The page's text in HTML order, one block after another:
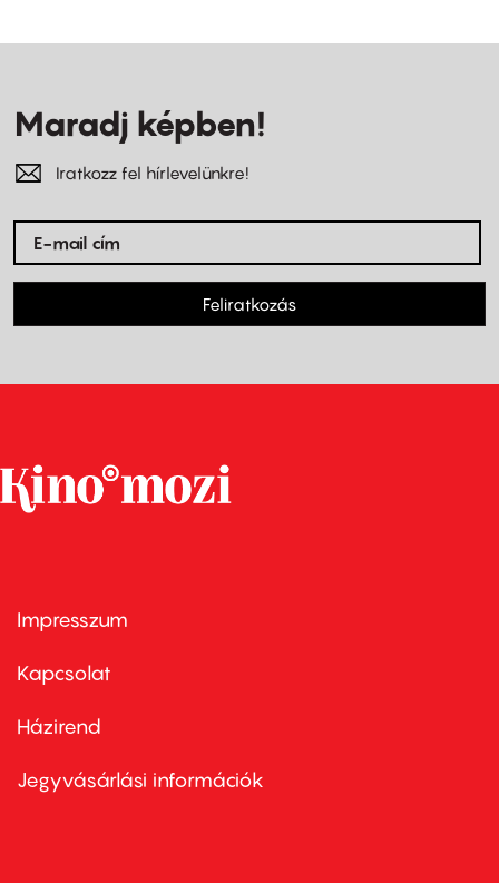
Maradj képben!
Iratkozz fel hírlevelünkre!
Feliratkozás
Footer
first
Impresszum
Kapcsolat
Footer
second
Házirend
Jegyvásárlási információk